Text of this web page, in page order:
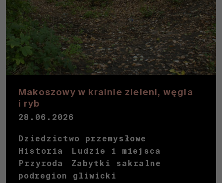
Makoszowy w krainie zieleni, węgla
i ryb
28.06.2026
Dziedzictwo przemysłowe
Historia
Ludzie i miejsca
Przyroda
Zabytki sakralne
podregion gliwicki